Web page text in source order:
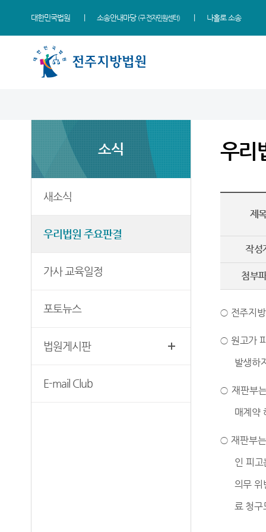
대한민국법원 소송안내마당 (구 전자민원센터) 나홀로 소송
조직 및 전화번호
시/군법원
청사안내
정읍지원
남원지원
우리법원 주요판결
가사 교육일정
E-mail Club
사회적 약자 통합적 사법
지원 - 사법접근센터
개인파산 및 개인회생 안내
자주묻는질문
무인등본발급기안내
재판기록열람복사예약
자료실
판결서사본 제공신청
칭찬합니다
법원견학
소식
새소식
우리법원 주요판결
가사 교육일정
포토뉴스
법원게시판
E-mail Club
우리
제
작성
첨부
○ 전주지
○ 원고가
발생하
○재판부
매계약
○재판부
인 피
의무 위
료 청구